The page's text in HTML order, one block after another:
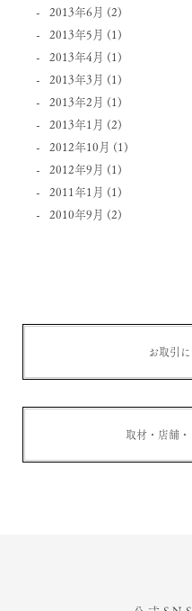
2013年6月 (2)
2013年5月 (1)
2013年4月 (1)
2013年3月 (1)
2013年2月 (1)
2013年1月 (2)
2012年10月 (1)
2012年9月 (1)
2011年1月 (1)
2010年9月 (2)
お取引
取材・店舗